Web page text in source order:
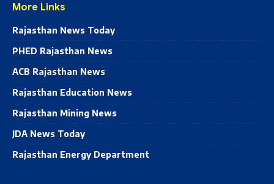
More Links
Rajasthan News Today
PHED Rajasthan News
ACB Rajasthan News
Rajasthan Education News
Rajasthan Mining News
JDA News Today
Rajasthan Energy Department